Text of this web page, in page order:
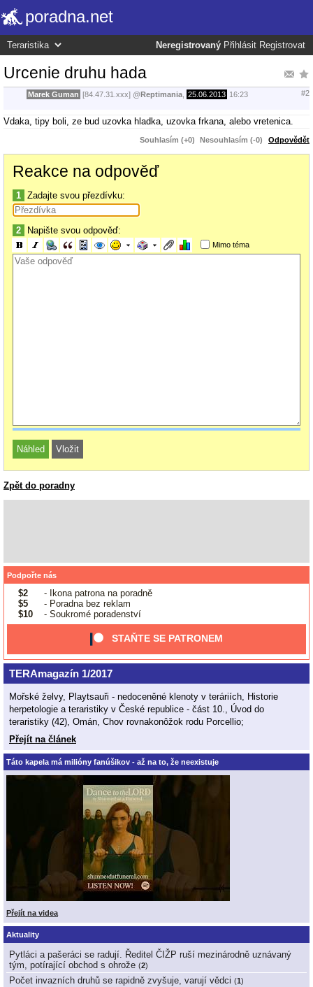
poradna.net
Neregistrovaný Přihlásit Registrovat
Urcenie druhu hada
Marek Guman [84.47.31.xxx] @Reptimania 25.06.2013 16:23 #2
Vdaka, tipy boli, ze bud uzovka hladka, uzovka frkana, alebo vretenica.
Souhlasím (+0) Nesouhlasím (-0) Odpovědět
Reakce na odpověď
1 Zadajte svou přezdívku:
2 Napište svou odpověď:
Mimo téma
Zpět do poradny
Podpořte nás
$2
- Ikona patrona na poradně
$5
- Poradna bez reklam
$10
- Soukromé poradenství
STAŇTE SE PATRONEM
TERAmagazín 1/2017
Mořské želvy, Playtsauři - nedoceněné klenoty v teráriích, Historie
herpetologie a teraristiky v České republice - část 10., Úvod do
teraristiky (42), Omán, Chov rovnakonôžok rodu Porcellio;
Přejít na článek
Táto kapela má milióny fanúšikov - až na to, že neexistuje
Přejít na videa
Aktuality
Pytláci a pašeráci se radují. Ředitel ČIŽP ruší mezinárodně uznávaný
tým, potírající obchod s ohrože (2)
Počet invazních druhů se rapidně zvyšuje, varují vědci (1 )